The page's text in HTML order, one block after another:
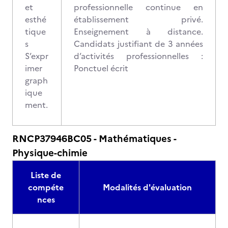
et
esthé
tique
s
S’expr
imer
graph
ique
ment.
professionnelle continue en
établissement privé.
Enseignement à distance.
Candidats justifiant de 3 années
d’activités professionnelles :
Ponctuel écrit
RNCP37946BC05 - Mathématiques -
Physique-chimie
Liste de
compéte
nces
Modalités d'évaluation